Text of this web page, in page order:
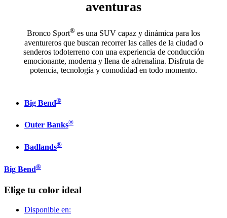
aventuras
Bronco Sport® es una SUV capaz y dinámica para los
aventureros que buscan recorrer las calles de la ciudad o
senderos todoterreno con una experiencia de conducción
emocionante, moderna y llena de adrenalina. Disfruta de
potencia, tecnología y comodidad en todo momento.
Big Bend®
Outer Banks®
Badlands®
Big Bend®
Elige tu color ideal
Disponible en: